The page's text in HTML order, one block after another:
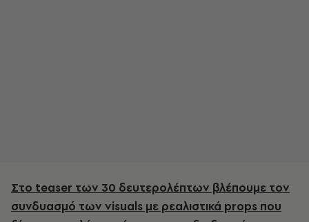
Στο teaser των 30 δευτερολέπτων βλέπουμε τον
συνδυασμό των visuals με ρεαλιστικά props που